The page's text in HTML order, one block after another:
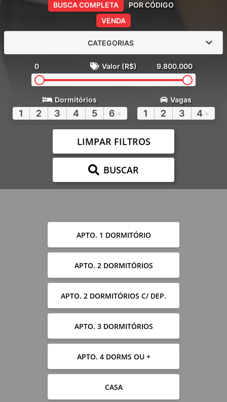
VENDA
BUSCA COMPLETA POR CÓDIGO
CATEGORIAS
0 Valor (R$) 9.800.000
Dormitórios
1 2 3 4 5 6 +
Vagas
1 2 3 4 +
LIMPAR FILTROS
BUSCAR
APTO. 1 DORMITÓRIO
APTO. 2 DORMITÓRIOS
APTO. 2 DORMITÓRIOS C/ DEP.
APTO. 3 DORMITÓRIOS
APTO. 4 DORMS OU +
CASA